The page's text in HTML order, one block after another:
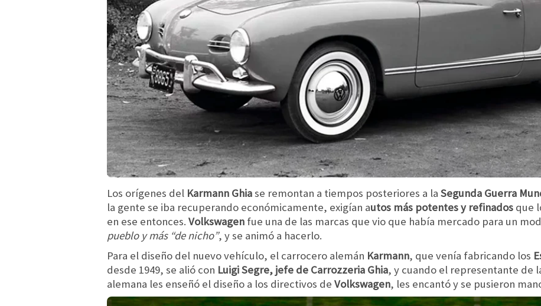
Los orígenes del Karmann Ghiase remontan a tiempos posteriores a la Segunda Guerra
la gente se iba recuperando económicamente, exigían autos más potentes y refinados que
en ese entonces. Volkswagen fue una de las marcas que vio que había mercado para un
pueblo y más “de nicho”, y se animó a hacerlo.
Para el diseño del nuevo vehículo, el carrocero alemán Karmann, que venía fabricando los
desde 1949, se alió con Luigi Segre, jefe de Carrozzeria Ghia, y cuando el representante de
alemana les enseñó el diseño a los directivos de Volkswagen, les encantó y se pusieron